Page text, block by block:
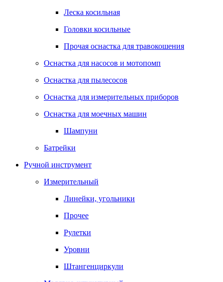
Леска косильная
Головки косильные
Прочая оснастка для травокошения
Оснастка для насосов и мотопомп
Оснастка для пылесосов
Оснастка для измерительных приборов
Оснастка для моечных машин
Шампуни
Батрейки
Ручной инструмент
Измерительный
Линейки, угольники
Прочее
Рулетки
Уровни
Штангенциркули